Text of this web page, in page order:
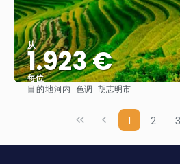
从
1.923 €
每位
目的地河内 · 色调 · 胡志明市
1 2 3